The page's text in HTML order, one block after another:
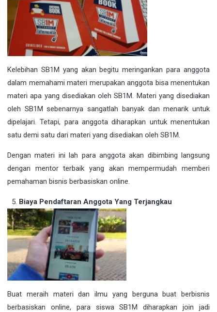
Kelebihan SB1M yang akan begitu meringankan para anggota
dalam memahami materi merupakan anggota bisa menentukan
materi apa yang disediakan oleh SB1M. Materi yang disediakan
oleh SB1M sebenarnya sangatlah banyak dan menarik untuk
dipelajari. Tetapi, para anggota diharapkan untuk menentukan
satu demi satu dari materi yang disediakan oleh SB1M.
Dengan materi ini lah para anggota akan dibimbing langsung
dengan mentor terbaik yang akan mempermudah memberi
pemahaman bisnis berbasiskan online.
Biaya Pendaftaran Anggota Yang Terjangkau
Buat meraih materi dan ilmu yang berguna buat berbisnis
berbasiskan online, para siswa SB1M diharapkan join jadi